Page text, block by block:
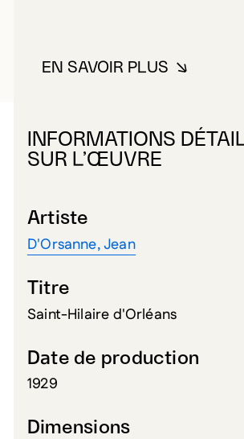
EN SAVOIR PLUSÀ PROPOS DE
INFORMATIONS
SUR L’ŒUVRE
Artiste
D'Orsanne, Jean
Titre
Saint-Hilaire d'Orléans
Date de production
1929
Dimensions